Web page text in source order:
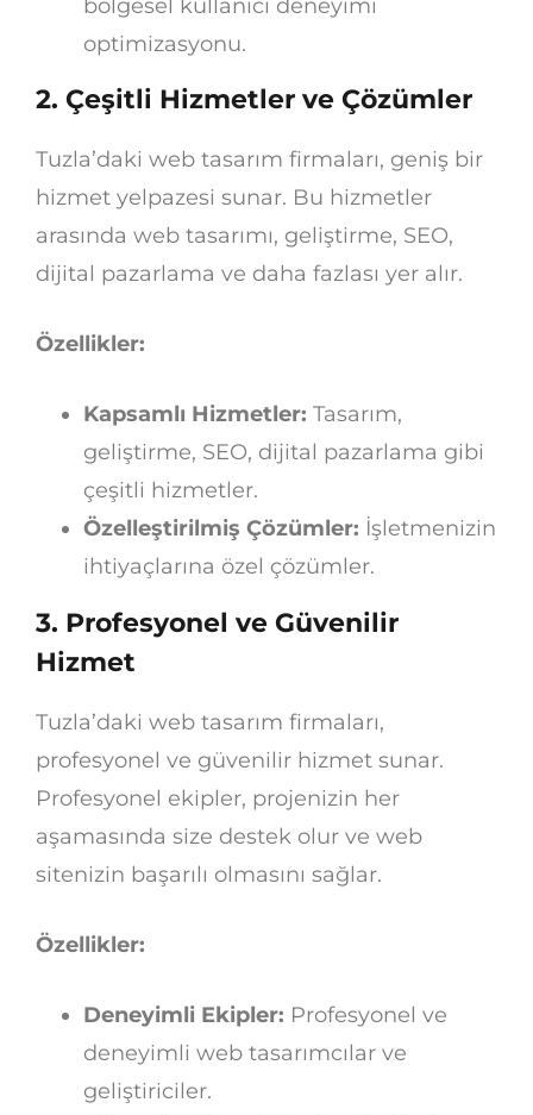
bölgesel kullanıcı deneyimi
optimizasyonu.
2. Çeşitli Hizmetler ve Çözümler
Tuzla’daki web tasarım firmaları, geniş bir
hizmet yelpazesi sunar. Bu hizmetler
arasında web tasarımı, geliştirme, SEO,
dijital pazarlama ve daha fazlası yer alır.
Özellikler:
Kapsamlı Hizmetler: Tasarım,
geliştirme, SEO, dijital pazarlama gibi
çeşitli hizmetler.
Özelleştirilmiş Çözümler: İşletmenizin
ihtiyaçlarına özel çözümler.
3. Profesyonel ve Güvenilir
Hizmet
Tuzla’daki web tasarım firmaları,
profesyonel ve güvenilir hizmet sunar.
Profesyonel ekipler, projenizin her
aşamasında size destek olur ve web
sitenizin başarılı olmasını sağlar.
Özellikler:
Deneyimli Ekipler: Profesyonel ve
deneyimli web tasarımcılar ve
geliştiriciler.